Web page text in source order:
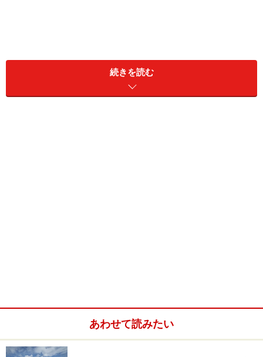
相談したのは世界中の面白い挙式を手掛ける旅行会社
だ理由は「新しいため、第一号のカップルになれるか
続きを読む
あわせて読みたい